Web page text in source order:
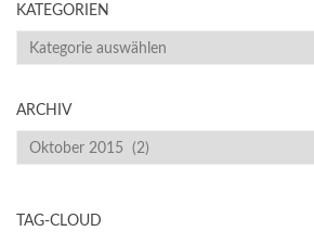
KATEGORIEN
KATEGORIEN
ARCHIV
ARCHIV
TAG-CLOUD